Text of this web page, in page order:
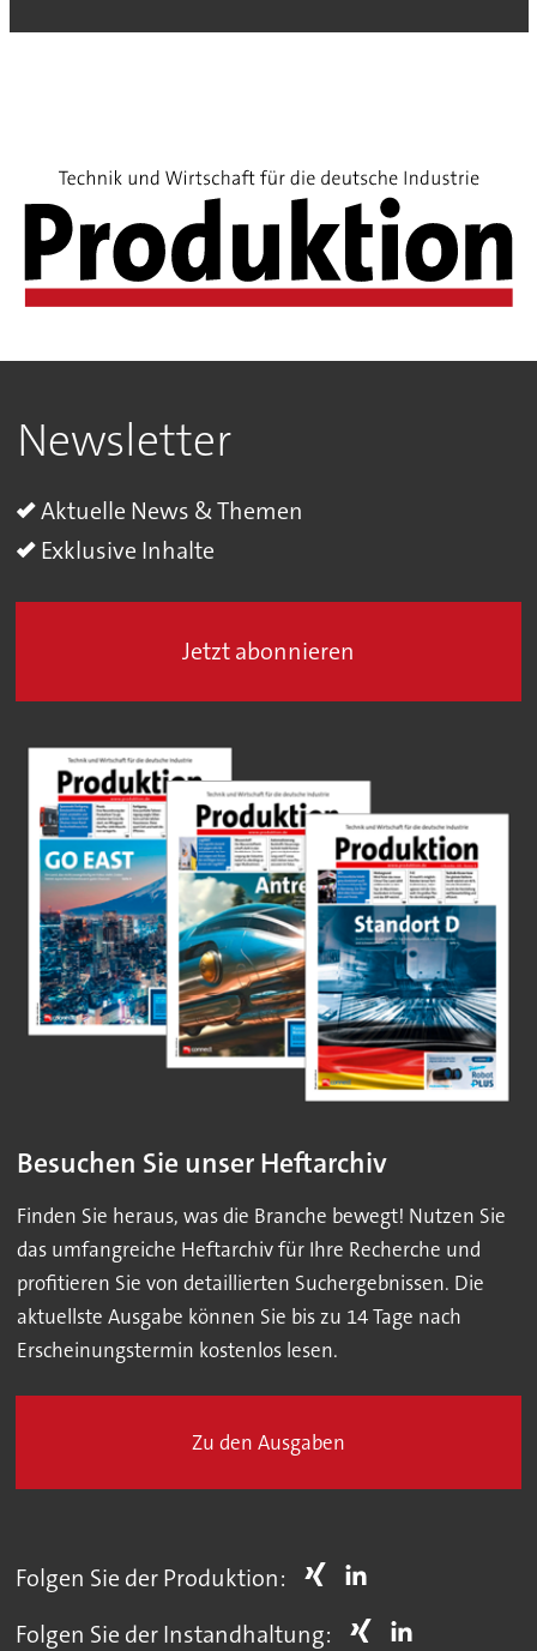
Newsletter
Aktuelle News & Themen
Exklusive Inhalte
Jetzt abonnieren
Besuchen Sie unser Heftarchiv
Finden Sie heraus, was die Branche bewegt! Nutzen Sie
das umfangreiche Heftarchiv für Ihre Recherche und
profitieren Sie von detaillierten Suchergebnissen. Die
aktuellste Ausgabe können Sie bis zu 14 Tage nach
Erscheinungstermin kostenlos lesen.
Zu den Ausgaben
Folgen Sie der Produktion:
Folgen Sie der Instandhaltung: